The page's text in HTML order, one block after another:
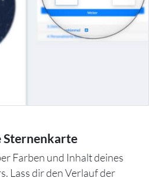
Sternenkarte
Farben und Inhalt deines
Lass dir den Verlauf der